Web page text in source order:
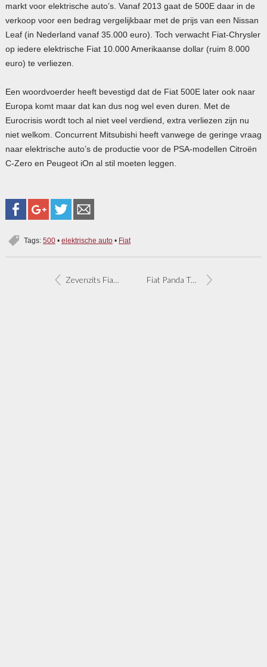
markt voor elektrische auto’s. Vanaf 2013 gaat de 500E daar in de
verkoop voor een bedrag vergelijkbaar met de prijs van een Nissan
Leaf (in Nederland vanaf 35.000 euro). Toch verwacht Fiat-Chrysler
op iedere elektrische Fiat 10.000 Amerikaanse dollar (ruim 8.000
euro) te verliezen.
Een woordvoerder heeft bevestigd dat de Fiat 500E later ook naar
Europa komt maar dat kan dus nog wel even duren. Met de
Eurocrisis wordt toch al niet veel verdiend, extra verliezen zijn nu
niet welkom. Concurrent Mitsubishi heeft vanwege de geringe vraag
naar elektrische auto’s de productie voor de PSA-modellen Citroën
C-Zero en Peugeot iOn al stil moeten leggen.
Tags: 500• elektrische auto• Fiat
Zevenzits Fiat 500L op tekening Fiat Panda TwinAir met automaat belastingvrij